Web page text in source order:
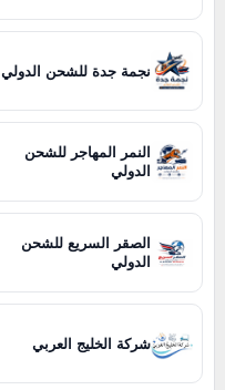
نجمة جدة للشحن الدولي
النمر المهاجر للشحن
الدولي
الصقر السريع للشحن
الدولي
شركة الخليج العربي